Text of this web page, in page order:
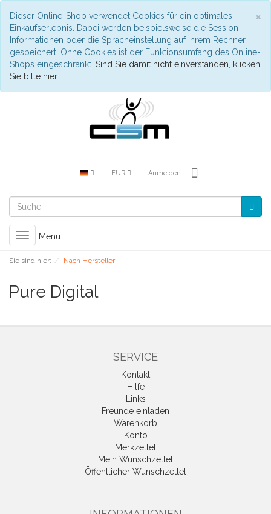
×
Dieser Online-Shop verwendet Cookies für ein optimales
Einkaufserlebnis. Dabei werden beispielsweise die Session-
Informationen oder die Spracheinstellung auf Ihrem Rechner
gespeichert. Ohne Cookies ist der Funktionsumfang des Online-
Shops eingeschränkt. Sind Sie damit nicht einverstanden, klicken
Sie bitte hier.
EUR Anmelden
Toggle
navigation
Menü
Sie sind hier: Nach Hersteller
Pure Digital
SERVICE
Kontakt
Hilfe
Links
Freunde einladen
Warenkorb
Konto
Merkzettel
Mein Wunschzettel
Öffentlicher Wunschzettel